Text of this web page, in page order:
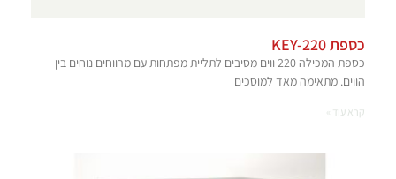
כספת KEY-220
כספת המכילה 220 ווים מסיבים לתליית מפתחות עם מרווחים נוחים בין
הווים. מתאימה מאד למוסכים
קרא עוד »